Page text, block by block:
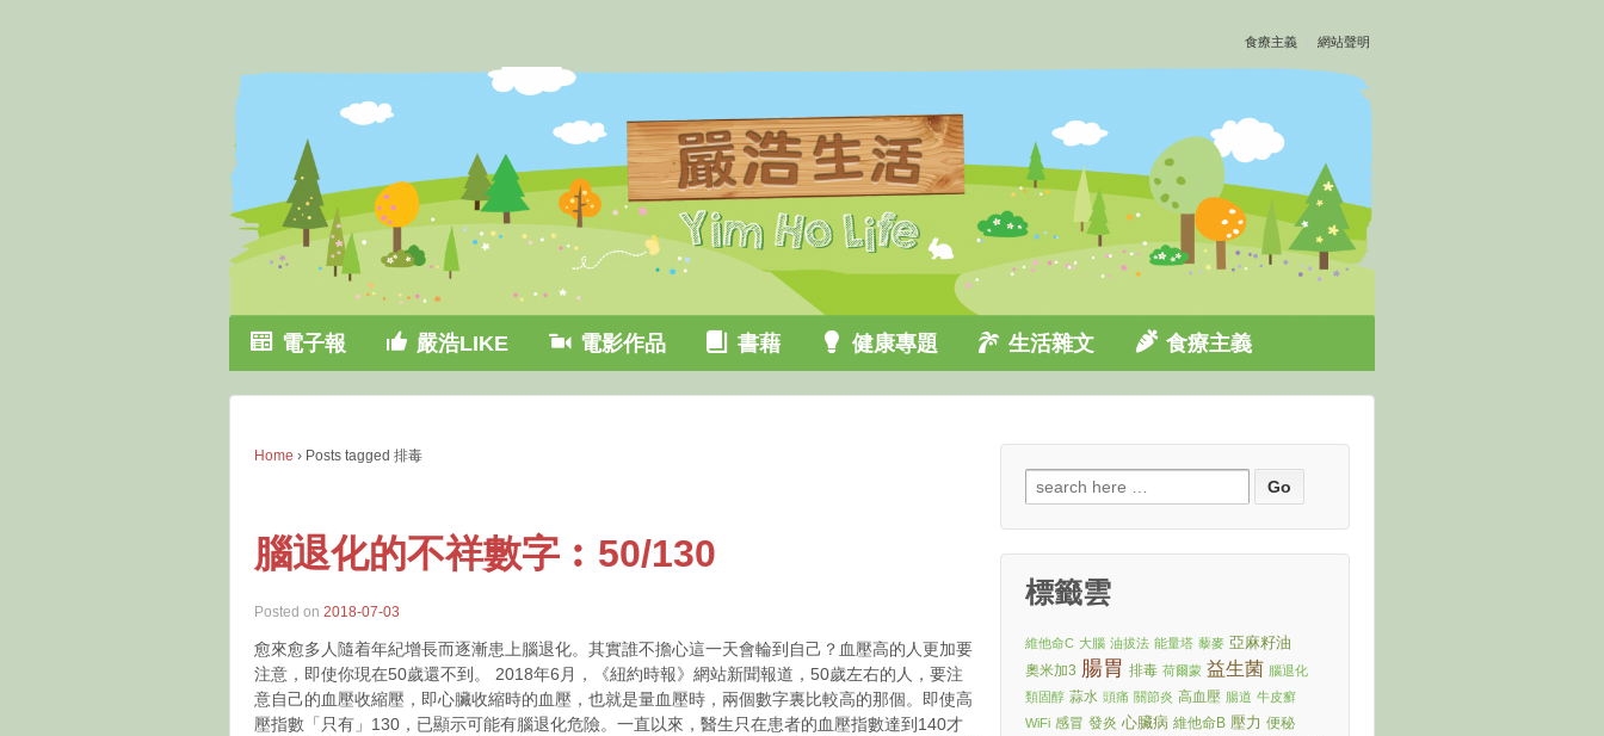
MAIN
食療主義 網站聲明
電子報 嚴浩LIKE 電影作品 書藉 健康專題 生活雜文 食療主義
Home › Posts tagged 排毒
腦退化的不祥數字︰50/130
Posted on 2018-07-03
愈來愈多人隨着年紀增長而逐漸患上腦退化。其實誰不擔心這一天會輪到自己？血壓高的人更加要
注意，即使你現在50歲還不到。 2018年6月，《紐約時報》網站新聞報道，50歲左右的人，要注
意自己的血壓收縮壓，即心臟收縮時的血壓，也就是量血壓時，兩個數字裏比較高的那個。即使高
壓指數「只有」130，已顯示可能有腦退化危險。一直以來，醫生只在患者的血壓指數達到140才
Search
for:
標籤雲
維他命C 大腦 油拔法 能量塔 藜麥 亞麻籽油
奧米加3 腸胃 排毒 荷爾蒙 益生菌 腦退化
類固醇 蒜水 頭痛 關節炎 高血壓 腸道 牛皮癬
WiFi 感冒 發炎 心臟病 維他命B 壓力 便秘